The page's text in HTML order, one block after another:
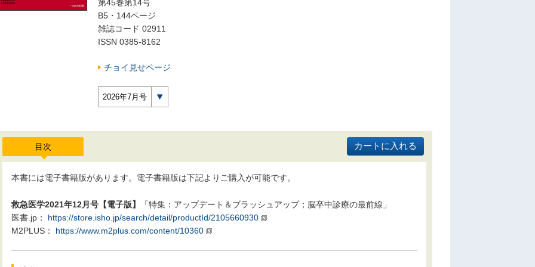
第45巻第14号
B5・144ページ
雑誌コード 02911
ISSN 0385-8162
チョイ見せページ
2026年7月号
目次
本書には電子書籍版があります。電子書籍版は下記よりご購入が可能です。
救急医学2021年12月号【電子版】
「特集：アップデート＆ブラッシュアップ；脳卒中診療の最前線」
医書.jp： https://store.isho.jp/search/detail/productId/2105660930
M2PLUS： https://www.m2plus.com/content/10360